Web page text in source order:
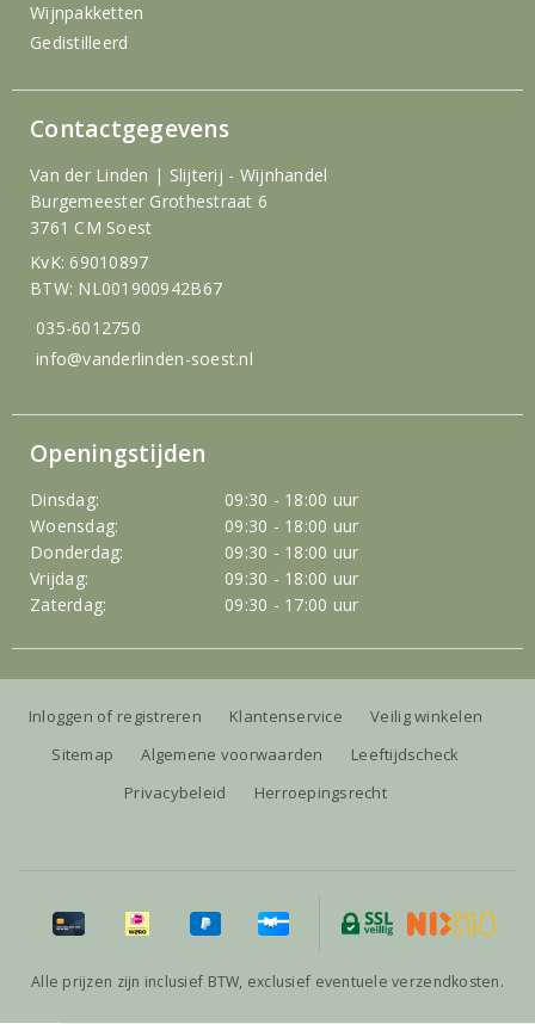
Wijnpakketten
Gedistilleerd
Contactgegevens
Van der Linden | Slijterij - Wijnhandel
Burgemeester Grothestraat 6
3761 CM Soest
KvK: 69010897
BTW: NL001900942B67
035-6012750
info@vanderlinden-soest.nl
Openingstijden
Dinsdag:
09:30 - 18:00 uur
Woensdag:
09:30 - 18:00 uur
Donderdag:
09:30 - 18:00 uur
Vrijdag:
09:30 - 18:00 uur
Zaterdag:
09:30 - 17:00 uur
Inloggen of registreren Klantenservice
Veilig winkelen
Sitemap
Algemene voorwaarden
Leeftijdscheck
Privacybeleid
Herroepingsrecht
Alle prijzen zijn inclusief BTW, exclusief eventuele verzendkosten.